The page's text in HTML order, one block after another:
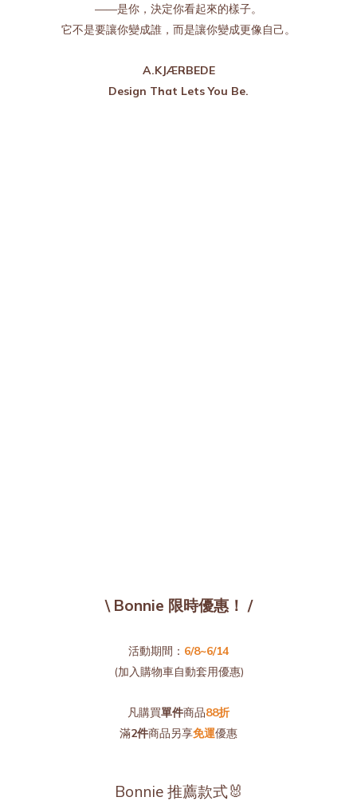
——是你，決定你看起來的樣子。
它不是要讓你變成誰，而是讓你變成更像自己。
A.KJÆRBEDE
Design That Lets You Be.
\ Bonnie 限時優惠！ /
活動期間： 6/8~6/14
(加入購物車自動套用優惠)
凡購買單件商品88折
滿2件商品另享免運優惠
Bonnie 推薦款式🐰